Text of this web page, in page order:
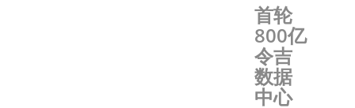
首轮
800亿
令吉
数据
中心